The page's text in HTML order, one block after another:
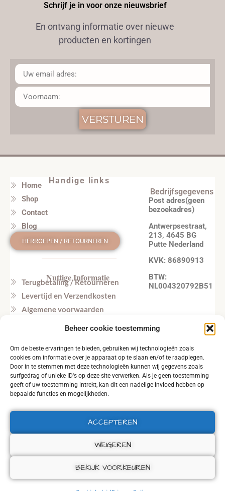
Beheer cookie toestemming
Om de beste ervaringen te bieden, gebruiken wij technologieën zoals
cookies om informatie over je apparaat op te slaan en/of te raadplegen.
Door in te stemmen met deze technologieën kunnen wij gegevens zoals
surfgedrag of unieke ID's op deze site verwerken. Als je geen toestemming
geeft of uw toestemming intrekt, kan dit een nadelige invloed hebben op
bepaalde functies en mogelijkheden.
ACCEPTEREN
WEIGEREN
BEKIJK VOORKEUREN
Schrijf je in voor onze nieuwsbrief
En ontvang informatie over nieuwe
producten en kortingen
VERSTUREN
Handige links
Home
Shop
Contact
Blog
HERROEPEN / RETOURNEREN
Nuttige Informatie
Terugbetaling / Retourneren
Levertijd en Verzendkosten
Algemene voorwaarden
Tel. NL: +31164603172 (NL, EN)
Tel. BE: +32495219857 (NL, EN)
Bedrijfsgegevens
Post adres(geen
bezoekadres)
Antwerpsestraat,
213, 4645 BG
Putte Nederland
KVK: 86890913
BTW:
NL004320792B51
2026 © ALL RIGHTS RESERVED.